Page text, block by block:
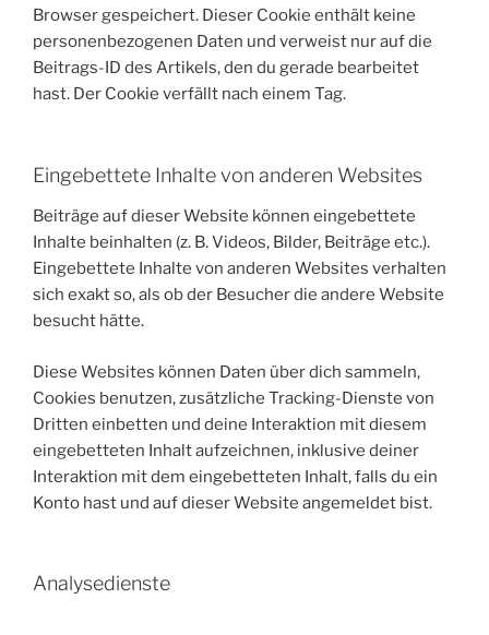
Browser gespeichert. Dieser Cookie enthält keine
personenbezogenen Daten und verweist nur auf die
Beitrags-ID des Artikels, den du gerade bearbeitet
hast. Der Cookie verfällt nach einem Tag.
Eingebettete Inhalte von anderen Websites
Beiträge auf dieser Website können eingebettete
Inhalte beinhalten (z. B. Videos, Bilder, Beiträge etc.).
Eingebettete Inhalte von anderen Websites verhalten
sich exakt so, als ob der Besucher die andere Website
besucht hätte.
Diese Websites können Daten über dich sammeln,
Cookies benutzen, zusätzliche Tracking-Dienste von
Dritten einbetten und deine Interaktion mit diesem
eingebetteten Inhalt aufzeichnen, inklusive deiner
Interaktion mit dem eingebetteten Inhalt, falls du ein
Konto hast und auf dieser Website angemeldet bist.
Analysedienste